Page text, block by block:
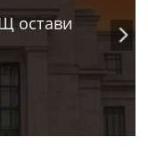
остави